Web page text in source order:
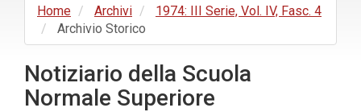
Home Archivi
1974: III Serie, Vol. IV, Fasc. 4
Archivio Storico
Notiziario della Scuola
Normale Superiore